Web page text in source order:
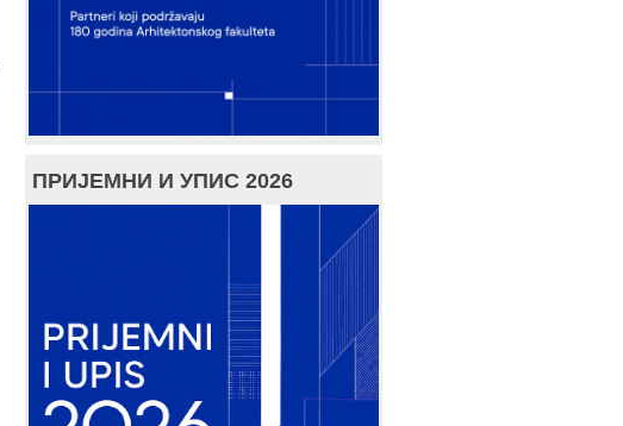
ПРИЈЕМНИ И УПИС 2026